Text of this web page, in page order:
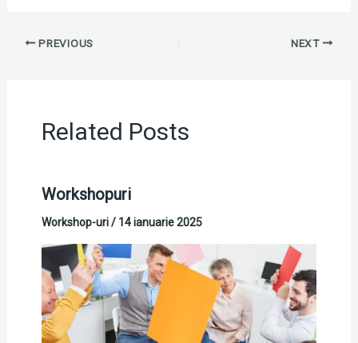
PREVIOUS NEXT
Related Posts
Workshopuri
Workshop-uri/ 14 ianuarie 2025